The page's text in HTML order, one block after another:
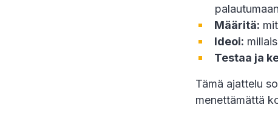
Määritä:
Ideoi:
Testaa ja
Tämä ajattelu
menettämättä